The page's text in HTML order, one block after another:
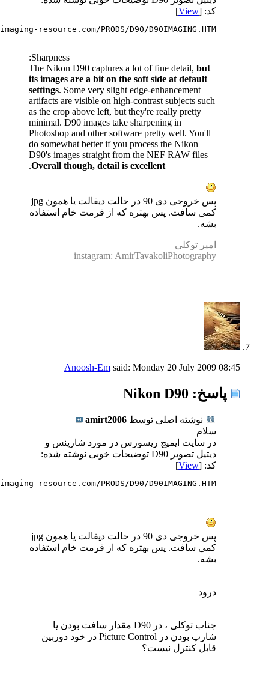
کد: [View
]
resource.com/PRODS/D90/D90IMAGING.HTM
Sharpness:
The Nikon D90 captures a lot of fine detail, but
its images are a bit on the soft side at default
settings. Some very slight edge-enhancement
artifacts are visible on high-contrast subjects such
as the crop above left, but they're really pretty
minimal. D90 images take sharpening in
Photoshop and other software pretty well. You'll
do somewhat better if you process the Nikon
D90's images straight from the NEF RAW files
Overall though, detail is excellent
.
پس خروجی دی 90 در حالت دیفالت یا همون jpg
کمی سافت. پس بهتره که از فرمت خام استفاده
بشه.
امیر توکلی
instagram: AmirTavakoliPhotography
Anoosh-Em said: Monday 20 July 2009 08:45
پاسخ: Nikon D90
نوشته اصلی توسط amirt2006
سلام
در سایت ایمیج ریسورس در مورد شارپنس و
دیتیل تصویر D90 توضیحات خوبی نوشته شده:
کد: [View
]
resource.com/PRODS/D90/D90IMAGING.HTM
پس خروجی دی 90 در حالت دیفالت یا همون jpg
کمی سافت. پس بهتره که از فرمت خام استفاده
بشه.
درود
جناب توکلی ، در D90 مقدار سافت بودن یا
شارپ بودن در Picture Control در خود دوربین
قابل کنترل نیست؟